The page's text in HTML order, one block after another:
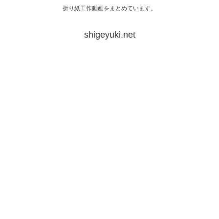
折り紙工作動画をまとめています。
shigeyuki.net